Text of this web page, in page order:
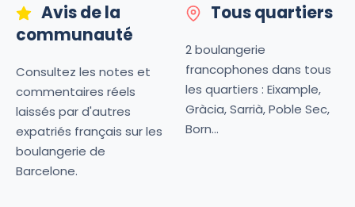
Avis de la
communauté
Consultez les notes et
commentaires réels
laissés par d'autres
expatriés français sur les
boulangerie de
Barcelone.
Tous quartiers
2 boulangerie
francophones dans tous
les quartiers : Eixample,
Gràcia, Sarrià, Poble Sec,
Born...